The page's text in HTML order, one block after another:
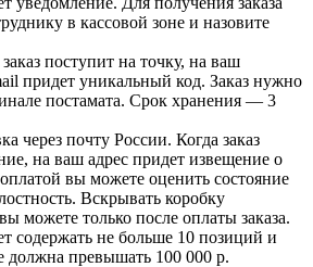
в кассовой зоне и назовите
поступит на точку, на ваш
придет уникальный код. Заказ нужно
постамата. Срок хранения — 3
через почту России. Когда заказ
на ваш адрес придет извещение о
вы можете оценить состояние
Вскрывать коробку
можете только после оплаты заказа.
содержать не больше 10 позиций и
должна превышать 100 000 р.